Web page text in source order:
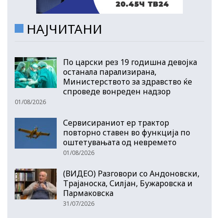
НАЈЧИТАНИ
По царски рез 19 годишна девојка
останала парализирана,
Министерството за здравство ќе
спроведе вонреден надзор
01/08/2026
Сервисираниот ер трактор
повторно ставен во функција по
оштетувањата од невремето
01/08/2026
(ВИДЕО) Разговори со Андоновски,
Трајаноска, Силјан, Бужаровска и
Пармаковска
31/07/2026